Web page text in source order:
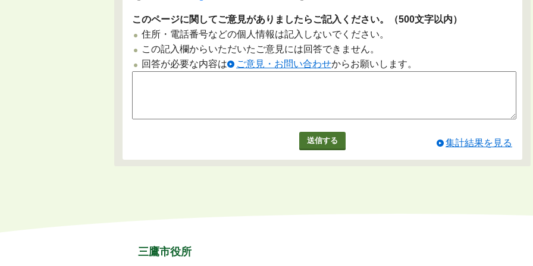
このページに関してご意見がありましたらご記入ください。（500文字以内）
住所・電話番号などの個人情報は記入しないでください。
この記入欄からいただいたご意見には回答できません。
回答が必要な内容は
ご意見・お問い合わせからお願いします。
集計結果を見る
三鷹市役所